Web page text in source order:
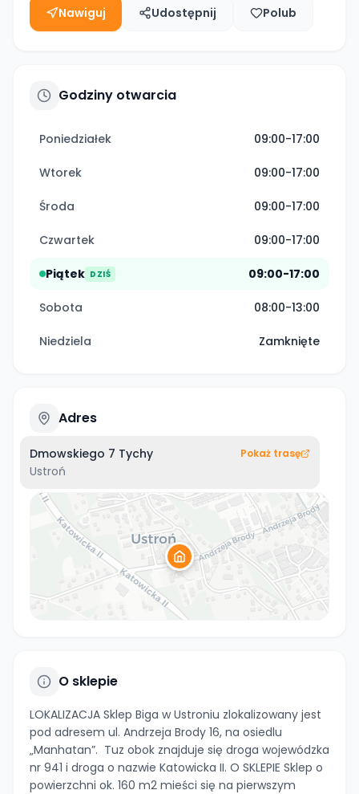
Nawiguj Udostępnij Polub
Godziny otwarcia
Poniedziałek 09:00-17:00
Wtorek 09:00-17:00
Środa 09:00-17:00
Czwartek 09:00-17:00
Piątek DZIŚ 09:00-17:00
Sobota 08:00-13:00
Niedziela Zamknięte
Adres
Dmowskiego 7 Tychy
Ustroń
Pokaż trasę
O sklepie
LOKALIZACJA Sklep Biga w Ustroniu zlokalizowany jest
pod adresem ul. Andrzeja Brody 16, na osiedlu
„Manhatan”. Tuz obok znajduje się droga wojewódzka
nr 941 i droga o nazwie Katowicka II. O SKLEPIE Sklep o
powierzchni ok. 160 m2 mieści się na pierwszym